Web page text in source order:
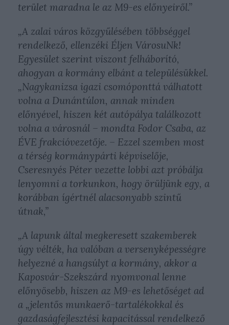
terület maradna le az M9-es előnyeiről.”
„A zalai város közgyűlésében többséggel
rendelkező, ellenzéki Éljen VárosuNk!
Egyesület szerint viszont felháborító,
ahogyan a kormány elbánt a településükkel.
„Nagykanizsa igazi csomóponttá válhatott
volna a Dunántúlon, annak minden
előnyével, hiszen két autópálya találkozott
volna a városnál – mondta Fodor Csaba, az
ÉVE frakcióvezetője. – Ezzel szemben most
a térség kormánypárti képviselője,
Cseresnyés Péter vezette lobbi azt próbálja
lenyomni a torkunkon, hogy örüljünk egy, a
korábban ígértnél alacsonyabb szintű
útnak,”
„A lapunk által megkeresett szakemberek
úgy vélték, ha valóban a versenyképességre
helyezné a hangsúlyt a kormány, akkor a
Kaposvár-Szekszárd nyomvonal lenne
előnyösebb, hiszen az M9-es lehetőséget ad
a „jelentős munkaerő-tartalékokkal és
gazdaságfejlesztési kapacitással rendelkező